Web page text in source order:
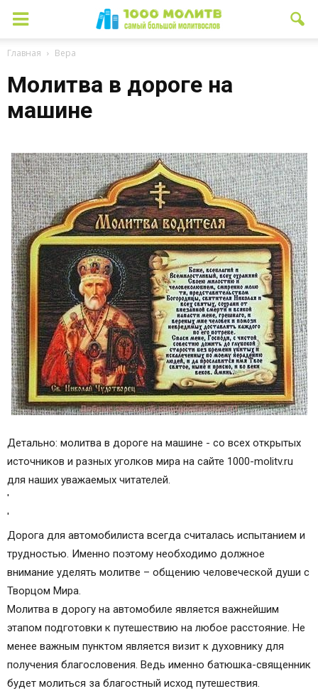
Главная Вера
Молитва в дороге на
машине
Детально: молитва в дороге на машине - со всех открытых
источников и разных уголков мира на сайте 1000-molitv.ru
для наших уважаемых читателей.
'
'
Дорога для автомобилиста всегда считалась испытанием и
трудностью. Именно поэтому необходимо должное
внимание уделять молитве – общению человеческой души с
Творцом Мира.
Молитва в дорогу на автомобиле является важнейшим
этапом подготовки к путешествию на любое расстояние. Не
менее важным пунктом является визит к духовнику для
получения благословения. Ведь именно батюшка-священник
будет молиться за благостный исход путешествия.